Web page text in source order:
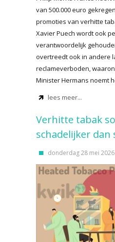
van 500.000 euro
promoties van verhitte
Xavier Puech wordt ook
verantwoordelijk
overtreedt ook in andere
reclameverboden,
Minister Hermans noemt
lees meer...
Verhitte tabak
schadelijker dan
donderdag 28 mei 2026